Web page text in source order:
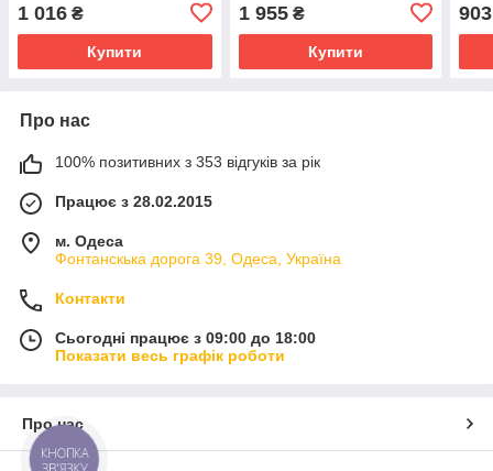
1 016 ₴
Купити
1 955₴
Купити
903
Про нас
100% позитивних з 353 відгуків за рік
Працює з 28.02.2015
м. Одеса
Фонтанскька дорога 39, Одеса, Україна
Контакти
Сьогодні працює з 09:00 до 18:00
Показати весь графік роботи
Про нас
КНОПКА